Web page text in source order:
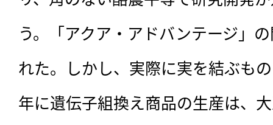
う。「アクア・アドバンテージ」
れた。しかし、実際に実を結ぶも
年に遺伝子組換え商品の生産は、